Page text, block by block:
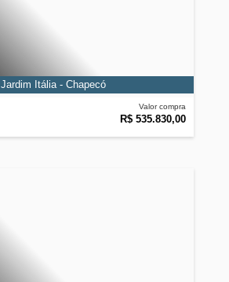
Valor compra
R$ 535.830,00
Jardim Itália - Chapecó